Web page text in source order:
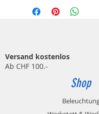
Versand kostenlos
Ab CHF 100.-
Shop